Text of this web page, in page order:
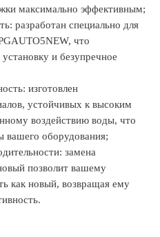
максимально эффективным;
разработан специально для
что
и безупречное
изготовлен
устойчивых к высоким
воздействию воды, что
вашего оборудования;
замена
позволит вашему
как новый, возвращая ему